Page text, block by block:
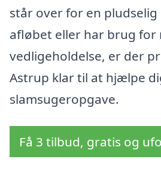
står over for en
afløbet eller har brug
vedligeholdelse, er der
Astrup klar til at hjælpe
slamsugeropgave.
Få 3 tilbud, gratis og